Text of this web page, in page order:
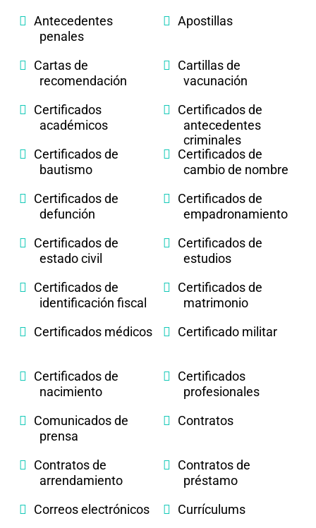
Antecedentes
penales
Apostillas
Cartas de
recomendación
Cartillas de
vacunación
Certificados
académicos
Certificados de
antecedentes
criminales
Certificados de
bautismo
Certificados de
cambio de nombre
Certificados de
defunción
Certificados de
empadronamiento
Certificados de
estado civil
Certificados de
estudios
Certificados de
identificación fiscal
Certificados de
matrimonio
Certificados médicos
Certificado militar
Certificados de
nacimiento
Certificados
profesionales
Comunicados de
prensa
Contratos
Contratos de
arrendamiento
Contratos de
préstamo
Correos electrónicos
Currículums